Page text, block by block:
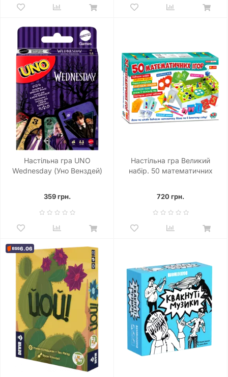
Настільна гра UNO
Wednesday (Уно Венздей)
359 грн.
Настільна гра Великий
набір. 50 математичних
720 грн.
6.06